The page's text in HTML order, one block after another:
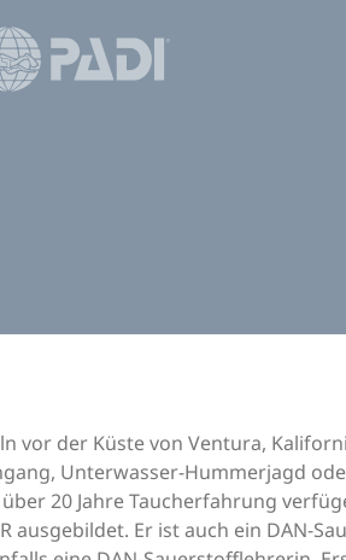
vor der Küste von Ventura,
Unterwasser-Hummerjagd
20 Jahre Taucherfahrung
Er ist auch ein DAN-